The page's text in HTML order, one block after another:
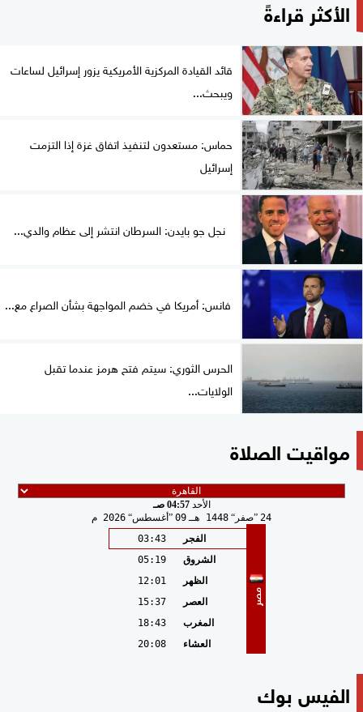
الأكثر قراءةً
قائد القيادة المركزية الأمريكية يزور إسرائيل لساعات
ويبحث...
حماس: مستعدون لتنفيذ اتفاق غزة إذا التزمت
إسرائيل
نجل جو بايدن: السرطان انتشر إلى عظام والدي...
فانس: أمريكا في خضم المواجهة بشأن الصراع مع...
الحرس الثوري: سيتم فتح هرمز عندما تقبل
الولايات...
مواقيت الصلاة
الأحد04:57 صـ
24
صفر 1448 هـ 09 أغسطس 2026 م
مصر
الفجر
03:43
الشروق
05:19
الظهر
12:01
العصر
15:37
المغرب
18:43
العشاء
20:08
الفيس بوك